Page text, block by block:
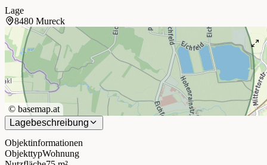
Lage
8480 Mureck
© basemap.at
Lagebeschreibung
Objektinformationen
ObjekttypWohnung